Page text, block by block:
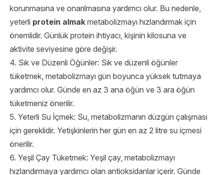
korunmasına ve onarılmasına yardımcı olur. Bu nedenle,
yeterli protein almak metabolizmayı hızlandırmak için
önemlidir. Günlük protein ihtiyacı, kişinin kilosuna ve
aktivite seviyesine göre değişir.
4. Sık ve Düzenli Öğünler: Sık ve düzenli öğünler
tüketmek, metabolizmayı gün boyunca yüksek tutmaya
yardımcı olur. Günde en az 3 ana öğün ve 3 ara öğün
tüketmeniz önerilir.
5. Yeterli Su İçmek: Su, metabolizmanın düzgün çalışması
için gereklidir. Yetişkinlerin her gün en az 2 litre su içmesi
önerilir.
6. Yeşil Çay Tüketmek: Yeşil çay, metabolizmayı
hızlandırmaya yardımcı olan antioksidanlar içerir. Günde